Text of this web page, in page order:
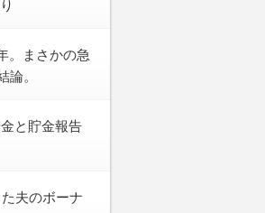
。まさかの急
論。
と貯金報告
夫のボーナ